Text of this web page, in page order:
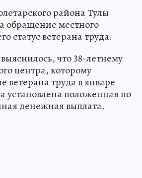
района Тулы
обращение местного
статус ветерана труда.
что 38-летнему
центра, которому
ветерана труда в январе
установлена положенная по
денежная выплата.